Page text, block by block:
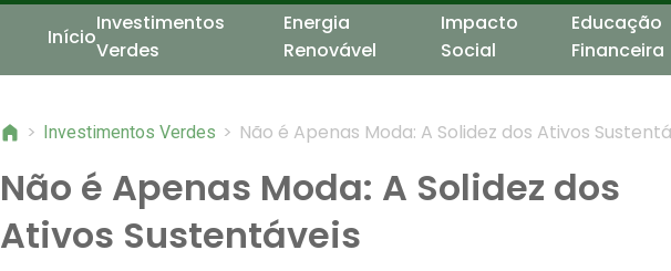
Início
Investimentos
Verdes
Energia
Renovável
Impacto
Social
Educação
Financeira
> Investimentos Verdes > Não é Apenas Moda: A Solidez dos Ativos
Não é Apenas Moda: A Solidez dos
Ativos Sustentáveis